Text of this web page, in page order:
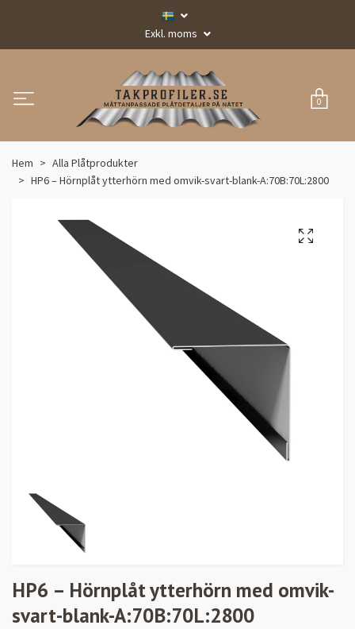
Exkl. moms
0
Hem
Alla Plåtprodukter
HP6 – Hörnplåt ytterhörn med omvik-svart-blank-A:70B:70L:2800
HP6 – Hörnplåt ytterhörn med omvik-
svart-blank-A:70B:70L:2800